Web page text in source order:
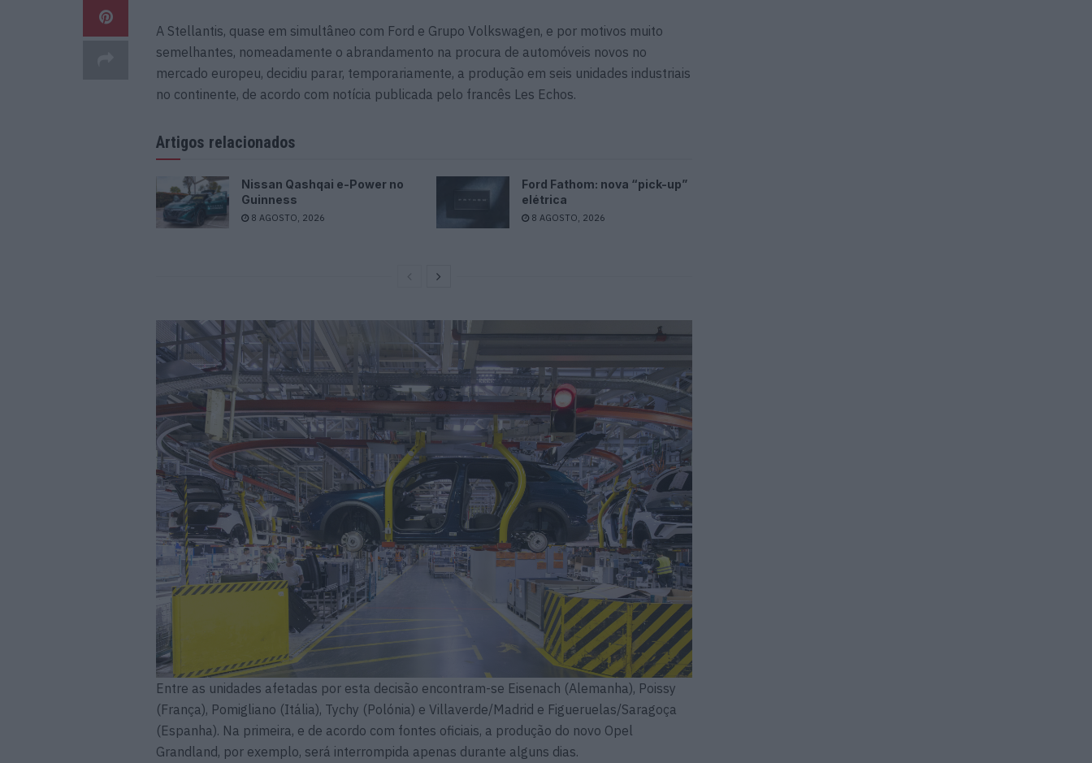
A Stellantis, quase em simultâneo com Ford e Grupo Volkswagen, e por motivos muito
semelhantes, nomeadamente o abrandamento na procura de automóveis novos no
mercado europeu, decidiu parar, temporariamente, a produção em seis unidades industriais
no continente, de acordo com notícia publicada pelo francês Les Echos.
Artigos relacionados
Nissan Qashqai e-Power no
Guinness
8 AGOSTO, 2026
Ford Fathom: nova “pick-up”
elétrica
8 AGOSTO, 2026
Entre as unidades afetadas por esta decisão encontram-se Eisenach (Alemanha), Poissy
(França), Pomigliano (Itália), Tychy (Polónia) e Villaverde/Madrid e Figueruelas/Saragoça
(Espanha). Na primeira, e de acordo com fontes oficiais, a produção do novo Opel
Grandland, por exemplo, será interrompida apenas durante alguns dias.